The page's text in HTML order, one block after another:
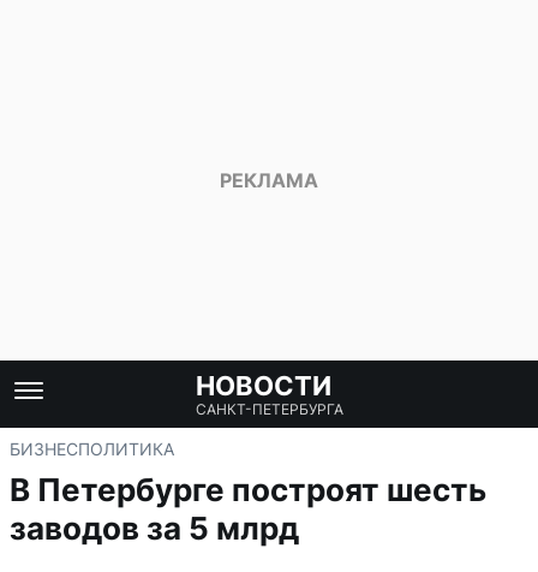
НОВОСТИ
САНКТ-ПЕТЕРБУРГА
БИЗНЕСПОЛИТИКА
В Петербурге построят шесть
заводов за 5 млрд